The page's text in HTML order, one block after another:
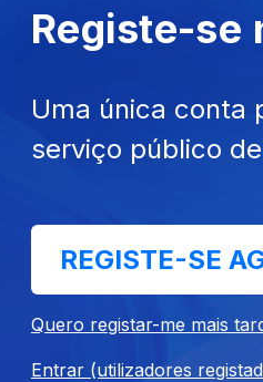
Geral
Registe-se
Uma única conta
serviço público
REGISTE-SE
Quero registar-me mais
Entrar (utilizadores